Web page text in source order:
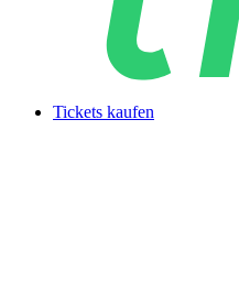
Tickets kaufen